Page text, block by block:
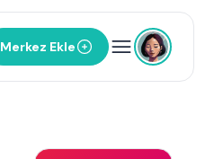
Merkez Ekle